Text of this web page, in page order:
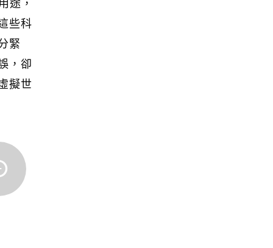
些科
緊
，卻
擬世